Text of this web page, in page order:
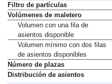
Filtro de partículas
Volúmenes de maletero
Volumen con una fila de
asientos disponible
Volumen mínimo con dos filas
de asientos disponibles
Número de plazas
Distribución de asientos